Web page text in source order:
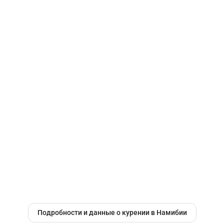
Подробности и данные о курении в Намибии